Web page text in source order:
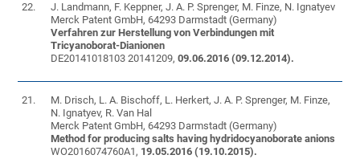
22.
J. Landmann, F. Keppner, J. A. P. Sprenger, M. Finze, N. Ignatyev
Merck Patent GmbH, 64293 Darmstadt (Germany)
Verfahren zur Herstellung von Verbindungen mit
Tricyanoborat-Dianionen
DE20141018103 20141209,09.06.2016 (09.12.2014).
21.
M. Drisch, L. A. Bischoff, L. Herkert, J. A. P. Sprenger, M. Finze,
N. Ignatyev, R. Van Hal
Merck Patent GmbH, 64293 Darmstadt (Germany)
Method for producing salts having hydridocyanoborate anions
WO2016074760A1, 19.05.2016 (19.10.2015).